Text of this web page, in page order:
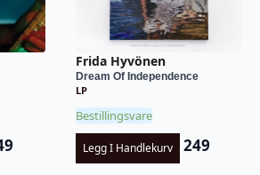
Frida Hyvönen
Dream Of Independence
LP
Bestillingsvare
Legg I Handlekurv 249